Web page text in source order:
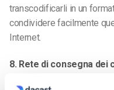
transcodificarli in un
condividere facilmente
Internet.
8. Rete di consegna dei
Anche se una